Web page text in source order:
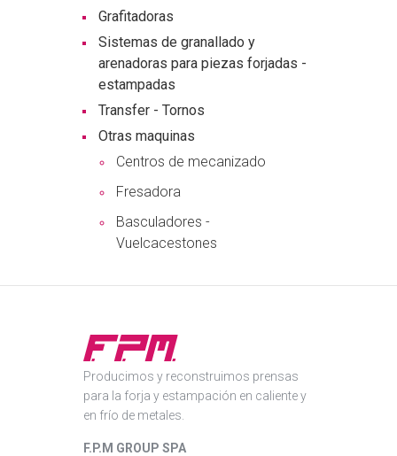
Grafitadoras
Sistemas de granallado y
arenadoras para piezas forjadas -
estampadas
Transfer - Tornos
Otras maquinas
Centros de mecanizado
Fresadora
Basculadores -
Vuelcacestones
Producimos y reconstruimos prensas
para la forja y estampación en caliente y
en frío de metales.
F.P.M GROUP SPA